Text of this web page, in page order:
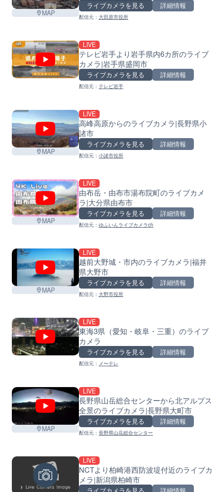
MAP
ライブカメラを見る 詳細情報
配信元： 大田原市役所
LIVE
テレビ岩手より岩手県内6カ所のライブ
カメラ|岩手県盛岡市
ライブカメラを見る 詳細情報
配信元： テレビ岩手
MAP
LIVE
高峰高原からのライブカメラ|長野県小
諸市
ライブカメラを見る 詳細情報
配信元： 小諸市役所
MAP
LIVE
由布岳・由布市湯布院町のライブカメ
ラ|大分県由布市
ライブカメラを見る 詳細情報
配信元： ゆふいんライブカメラch
MAP
LIVE
越前大野城・市内のライブカメラ|福井
県大野市
ライブカメラを見る 詳細情報
配信元： 大野市役所
LIVE
東海3県（愛知・岐阜・三重）のライブ
カメラ
ライブカメラを見る 詳細情報
配信元： メ〜テレ
MAP
LIVE
長野県山岳総合センターから北アルプス
全景のライブカメラ|長野県大町市
ライブカメラを見る 詳細情報
配信元： 長野県山岳総合センター
LIVE
NCTより柏崎港西防波堤付近のライブカ
メラ|新潟県柏崎市